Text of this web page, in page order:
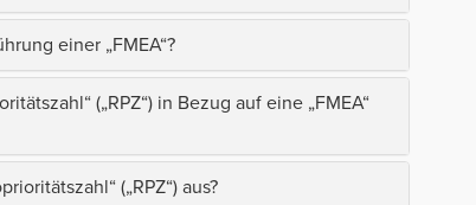
einer „FMEA“?
(„RPZ“) in Bezug auf eine „FMEA“
(„RPZ“) aus?